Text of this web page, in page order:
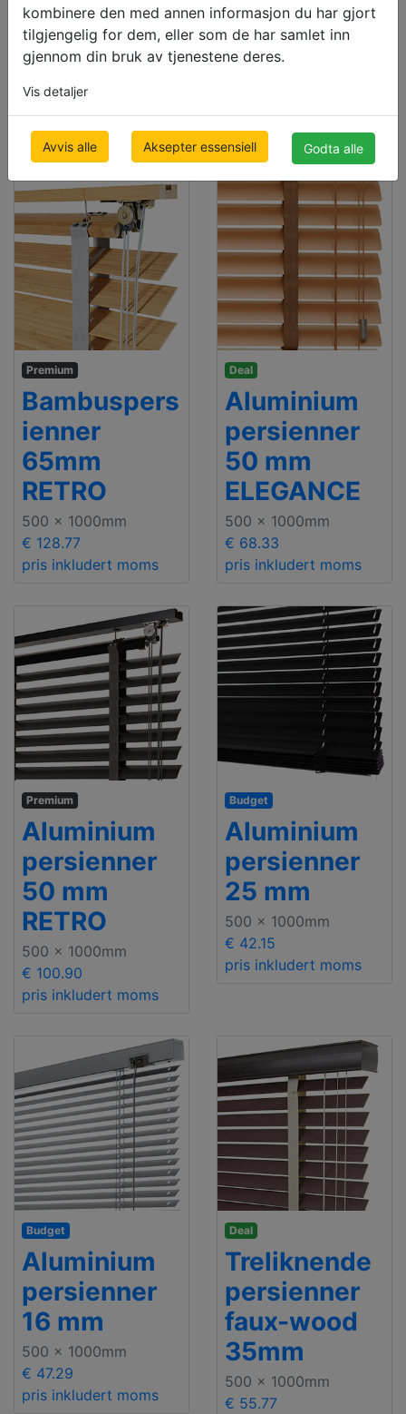
kombinere den med annen informasjon du har gjort
tilgjengelig for dem, eller som de har samlet inn
gjennom din bruk av tjenestene deres.
Vis detaljer
Avvis alle Aksepter essensiell Godta alle
25mm LUX
500 x 1000mm
€ 83.94
pris inkludert moms
50mm
RETRO
€ 126.87
pris inkludert moms
Premium
Bambuspers
ienner
65mm
RETRO
500 x 1000mm
€ 128.77
pris inkludert moms
Deal
Aluminium
persienner
50 mm
ELEGANCE
500 x 1000mm
€ 68.33
pris inkludert moms
Premium
Aluminium
persienner
50 mm
RETRO
500 x 1000mm
€ 100.90
pris inkludert moms
Budget
Aluminium
persienner
25 mm
500 x 1000mm
€ 42.15
pris inkludert moms
Budget
Aluminium
persienner
16 mm
500 x 1000mm
€ 47.29
pris inkludert moms
Deal
Treliknende
persienner
faux-wood
35mm
500 x 1000mm
€ 55.77